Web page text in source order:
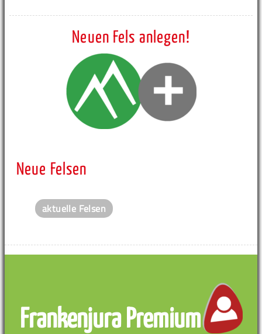
Neuen Fels anlegen!
Neue Felsen
aktuelle Felsen
Frankenjura Premium